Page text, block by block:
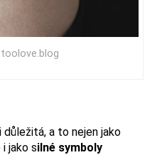
a to nejen jako
jako silné symboly